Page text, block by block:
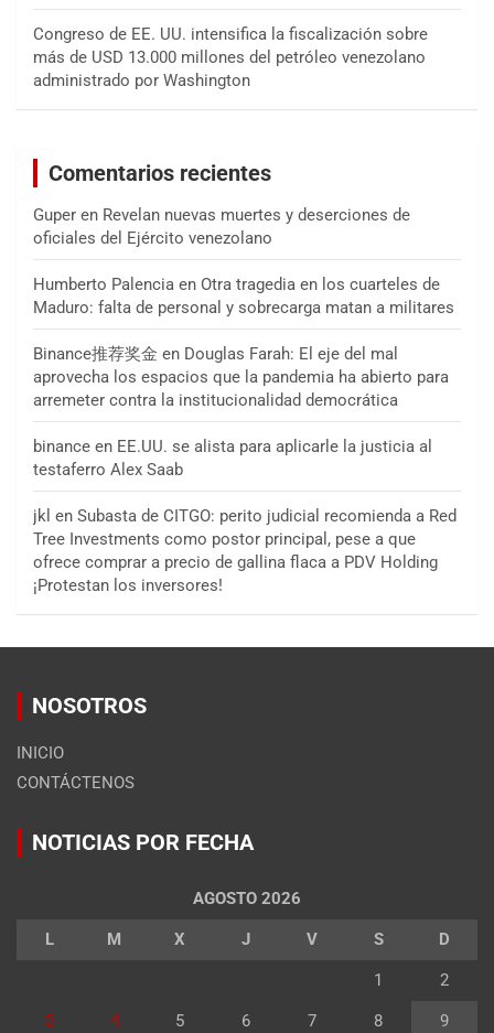
Congreso de EE. UU. intensifica la fiscalización sobre
más de USD 13.000 millones del petróleo venezolano
administrado por Washington
Comentarios recientes
Guper en Revelan nuevas muertes y deserciones de
oficiales del Ejército venezolano
Humberto Palencia en Otra tragedia en los cuarteles de
Maduro: falta de personal y sobrecarga matan a militares
Binance推荐奖金 en Douglas Farah: El eje del mal
aprovecha los espacios que la pandemia ha abierto para
arremeter contra la institucionalidad democrática
binance en EE.UU. se alista para aplicarle la justicia al
testaferro Alex Saab
jkl en Subasta de CITGO: perito judicial recomienda a Red
Tree Investments como postor principal, pese a que
ofrece comprar a precio de gallina flaca a PDV Holding
¡Protestan los inversores!
NOSOTROS
INICIO
CONTÁCTENOS
NOTICIAS POR FECHA
AGOSTO 2026
L M X J V S D
1 2
3 4 5 6 7 8 9